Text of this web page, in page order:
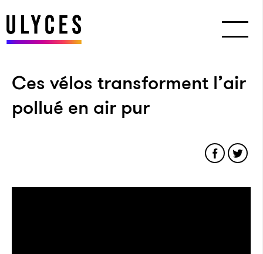
Ces vélos transforment l’air
pollué en air pur